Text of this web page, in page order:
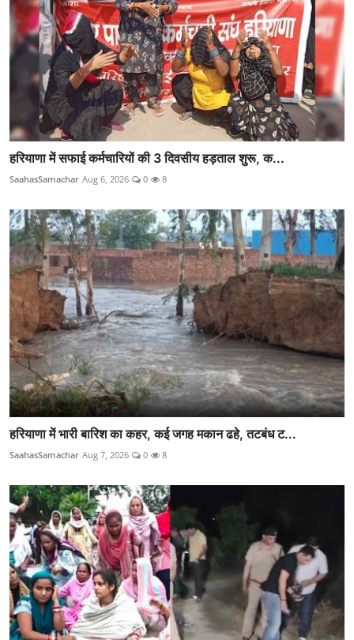
हरियाणा में सफाई कर्मचारियों की 3 दिवसीय हड़ताल शुरू, क...
SaahasSamachar Aug 6, 2026 0 8
हरियाणा में भारी बारिश का कहर, कई जगह मकान ढहे, तटबंध ट...
SaahasSamachar Aug 7, 2026 0 8